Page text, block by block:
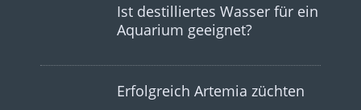
Ist destilliertes Wasser für ein
Aquarium geeignet?
Erfolgreich Artemia züchten